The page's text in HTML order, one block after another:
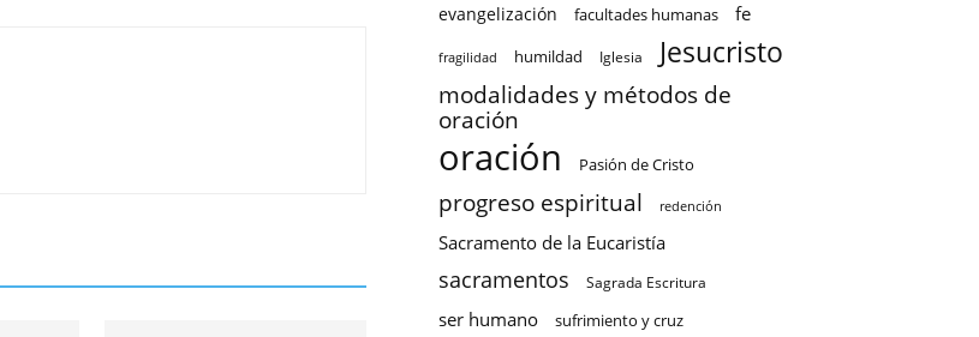
evangelización facultades humanas fe
fragilidad humildad Iglesia Jesucristo
modalidades y métodos de
oración
oración Pasión de Cristo
progreso espiritual redención
Sacramento de la Eucaristía
sacramentos Sagrada Escritura
ser humano sufrimiento y cruz